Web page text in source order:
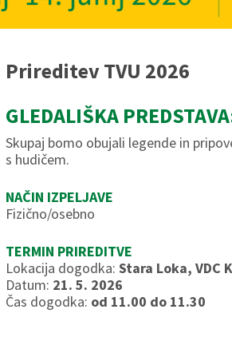
Prireditev TVU 2026
GLEDALIŠKA
Skupaj bomo obujali legende in
s hudičem.
NAČIN IZPELJAVE
Fizično/osebno
TERMIN PRIREDITVE
Lokacija dogodka:Stara Loka, VDC
Datum: 21. 5. 2026
Čas dogodka: od 11.00 do 11.30